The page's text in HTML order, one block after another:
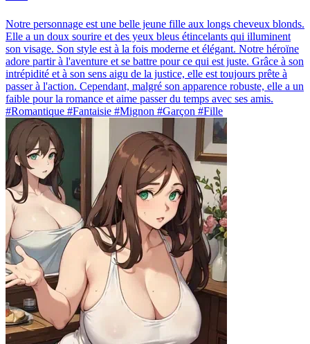
Notre personnage est une belle jeune fille aux longs cheveux blonds.
Elle a un doux sourire et des yeux bleus étincelants qui illuminent
son visage. Son style est à la fois moderne et élégant. Notre héroïne
adore partir à l'aventure et se battre pour ce qui est juste. Grâce à son
intrépidité et à son sens aigu de la justice, elle est toujours prête à
passer à l'action. Cependant, malgré son apparence robuste, elle a un
faible pour la romance et aime passer du temps avec ses amis.
#Romantique #Fantaisie #Mignon #Garçon #Fille